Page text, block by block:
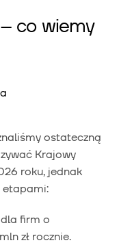
co wiemy
ostateczną
Krajowy
roku, jednak
etapami:
firm o
zł rocznie.